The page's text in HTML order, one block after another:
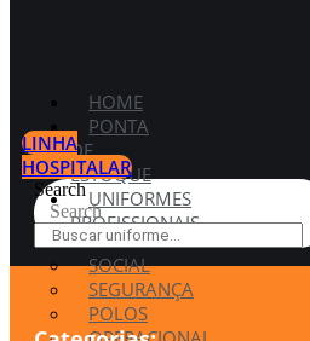
HOME
PONTA
DE
ESTOQUE
UNIFORMES
PROFISSIONAIS
SOCIAL
SEGURANÇA
POLOS
LINHA
HOSPITALAR
Search
Search